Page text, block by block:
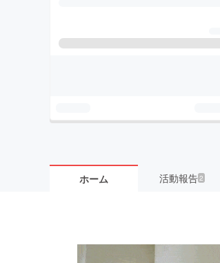
ホーム 活動報告2